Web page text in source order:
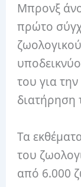
Μπρονξ
πρώτο
του για
διατήρηση
Τα
του
από 6.000